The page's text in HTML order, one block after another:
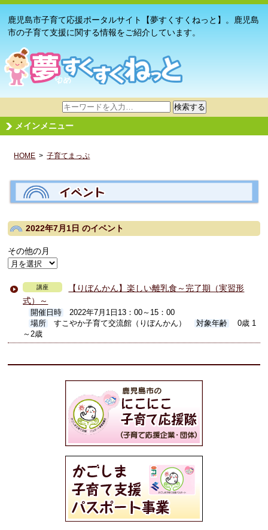
鹿児島市子育て応援ポータルサイト【夢すくすくねっと】。鹿児島
市の子育て支援に関する情報をご紹介しています。
サ
イ
ト
検
検索する
メインメニュー
HOME >子育てまっぷ
2022年7月1日のイベント
その他の月
講座
【りぼんかん】楽しい離乳食～完了期（実習形
式）～
開催日時
2022年7月1日13：00～15：00
場所
すこやか子育て交流館（りぼんかん） 対象年齢
0歳 1
～2歳